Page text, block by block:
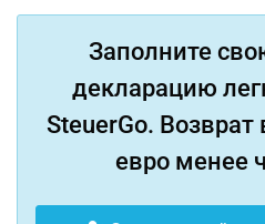
Заполните
декларацию
SteuerGo.
евро менее